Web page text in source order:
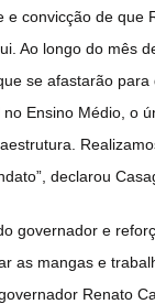
e convicção de
Ao longo do mês
se afastarão
Ensino Médio, o
declarou
governador e
as mangas e
Renato